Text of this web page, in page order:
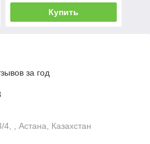
Купить
за год
, Астана, Казахстан